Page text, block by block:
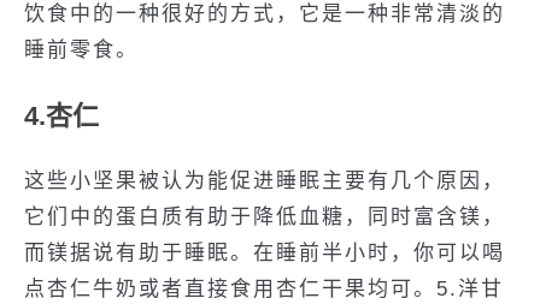
饮食中的一种很好的方式，它是一种非常清淡的
睡前零食。
4.杏仁
这些小坚果被认为能促进睡眠主要有几个原因，
它们中的蛋白质有助于降低血糖，同时富含镁，
而镁据说有助于睡眠。在睡前半小时，你可以喝
点杏仁牛奶或者直接食用杏仁干果均可。5.洋甘